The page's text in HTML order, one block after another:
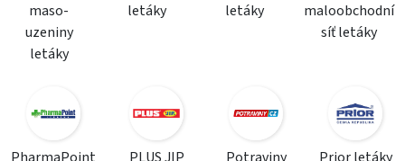
maso-
uzeniny
letáky
letáky
letáky
maloobchodní
síť letáky